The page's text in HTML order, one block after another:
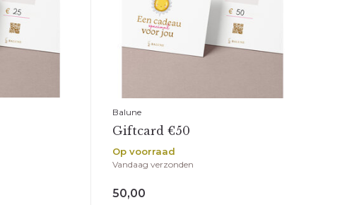
Balune
Giftcard €50
Op voorraad
Vandaag verzonden
50,00